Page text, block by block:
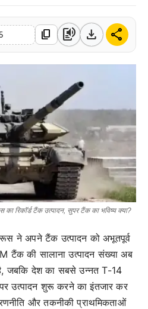
content_copy text_to_speech download share
का रिकॉर्ड टैंक उत्पादन, सुपर टैंक का भविष्य क्या?
ने अपने टैंक उत्पादन को अभूतपूर्व
टैंक की सालाना उत्पादन संख्या अब
जबकि देश का सबसे उन्नत T-14
उत्पादन शुरू करने का इंतजार कर
और तकनीकी प्राथमिकताओं